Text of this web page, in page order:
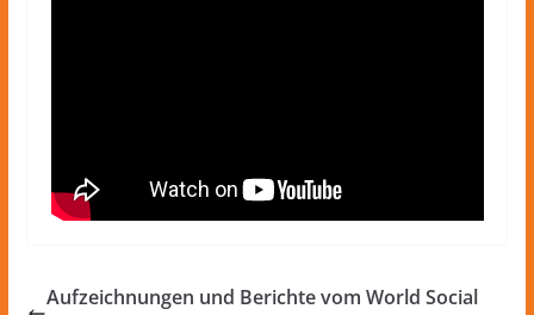
Aufzeichnungen und Berichte vom World Social